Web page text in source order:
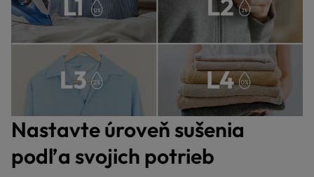
Nastavte úroveň sušenia
podľa svojich potrieb